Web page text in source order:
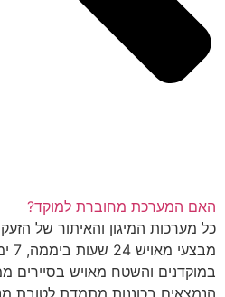
האם המערכת מחוברת למוקד?
כל מערכות המיגון והאיתור של
במוקדנים והשטח מאויש בסיירים